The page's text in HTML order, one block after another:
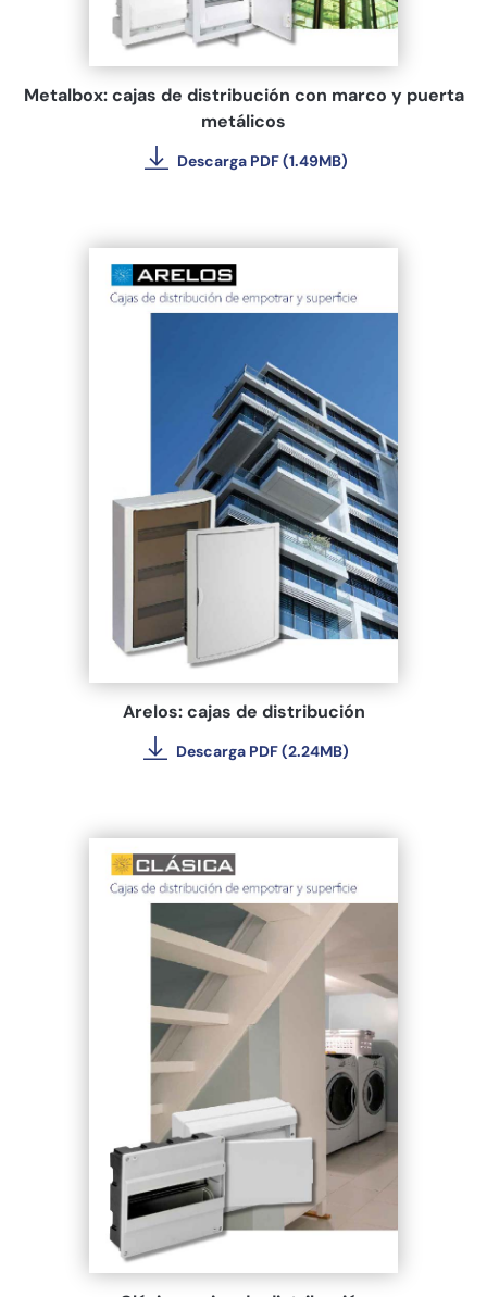
Metalbox: cajas de distribución con marco y puerta
metálicos
Descarga PDF (1.49MB)
Arelos: cajas de distribución
Descarga PDF (2.24MB)